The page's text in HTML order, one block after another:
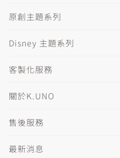
原創主題系列
Disney 主題系列
客製化服務
關於K.UNO
售後服務
最新消息